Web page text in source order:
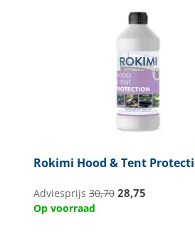
Rokimi Hood & Tent
Adviesprijs 30,70 28,75
Op voorraad